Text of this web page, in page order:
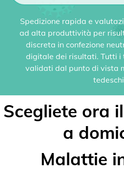
Spedizione rapida e
ad alta produttività per
discreta in confezione
digitale dei risultati. Tutti i
validati dal punto di vista
Scegliete ora
a
Malattie